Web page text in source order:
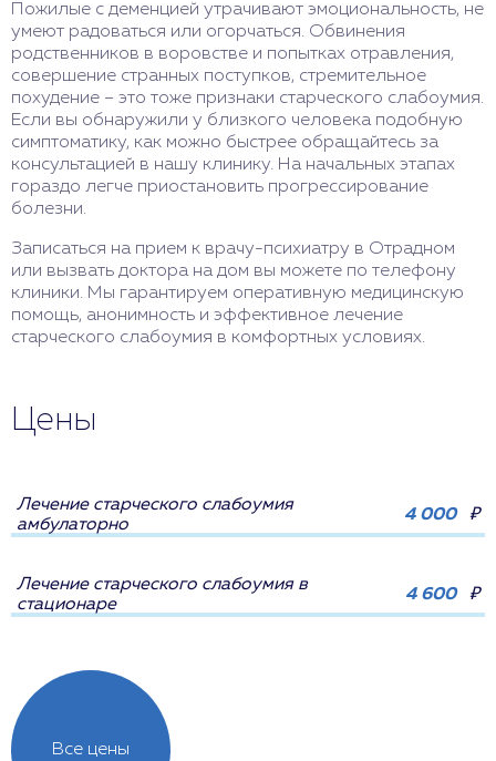
Пожилые с деменцией утрачивают эмоциональность, не
умеют радоваться или огорчаться. Обвинения
родственников в воровстве и попытках отравления,
совершение странных поступков, стремительное
похудение – это тоже признаки старческого слабоумия.
Если вы обнаружили у близкого человека подобную
симптоматику, как можно быстрее обращайтесь за
консультацией в нашу клинику. На начальных этапах
гораздо легче приостановить прогрессирование
болезни.
Записаться на прием к врачу-психиатру в Отрадном
или вызвать доктора на дом вы можете по телефону
клиники. Мы гарантируем оперативную медицинскую
помощь, анонимность и эффективное лечение
старческого слабоумия в комфортных условиях.
Цены
Все цены
Лечение старческого слабоумия
амбулаторно
4 000 ₽
Лечение старческого слабоумия в
стационаре
4 600 ₽